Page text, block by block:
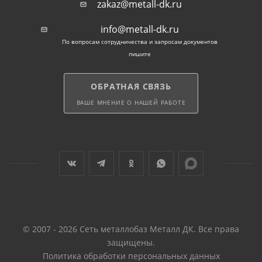
углеродистых сталей общего назначения: СТ1/2ПС,
СТ3СП, 3СП. При изготовлении изделий
применяются ГОСТ: 13663, 8645, СТО 00186217-477.
Особенности
прямоугольной трубы
равного сечения. Но при этом вес трубы,
нагрузкам на изгибание со всех 4 сторон, а
прямоугольный — прочнее с наиболее широких
zakaz@metall-dk.ru
info@metall-dk.ru
По вопросам сотрудничества и запросам документов
пишите
ОБРАТНАЯ СВЯЗЬ
ВАШЕ МНЕНИЕ О НАШЕЙ РАБОТЕ
© 2007 - 2026 Сеть металлобаз Металл ДК. Все права
защищены.
Политика обработки персональных данных